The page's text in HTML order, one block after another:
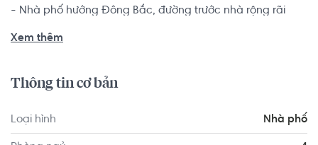
- Nhà phố hướng Đông Bắc, đường trước nhà rộng rãi
Nguyễn Ánh Thủ, Tô Ký.. kết hợp với quốc lộ 1A giúp cư
dân nơi đây có thể kết nối dễ dàng với sân bay Tân Sơn
Xem thêm
Thông tin cơ bản
Loại hình Nhà phố